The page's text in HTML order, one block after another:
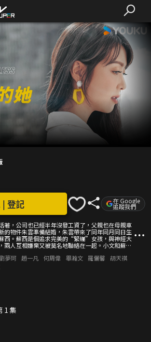
著，公司也已經半年沒發工資了，父親也在母親車
的物件朱雲準備結婚，朱雲帶來了同年同月同日生
西。蘇西是個追求完美的“緊繃”女孩，與神經大
兩人互相嫌棄又被莫名地聯絡在一起。小文和蘇西
曾打電話給小文要接她去吃飯，而小文在看電影忽
去了外婆家而遭遇車禍，小文內心一直糾結是自己
不忍分手一直忍受著渣男。兩位女生在人生這個時
詆譭、使絆，到彼此理解到最後的互相支援，都體
| 登記 在 Google
追蹤我們
夢珂 趙一凡 何周偉 畢瀚文 羅儷馨 胡天祺
1 集